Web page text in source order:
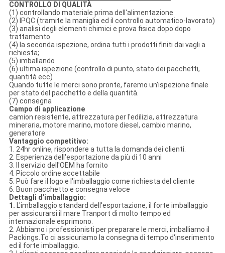
CONTROLLO DI QUALITÀ
(1) controllando materiale prima dell'alimentazione
(2) IPQC (tramite la maniglia ed il controllo automatico-lavorato)
(3) analisi degli elementi chimici e prova fisica dopo dopo
trattamento
(4) la seconda ispezione, ordina tutti i prodotti finiti dai vagli a
richiesta;
(5) imballando
(6) ultima ispezione (controllo di punto, stato dei pacchetti,
quantità ecc)
Quando tutte le merci sono pronte, faremo un'ispezione finale
per stato del pacchetto e della quantità.
(7) consegna
Campo di applicazione
camion resistente, attrezzatura per l'edilizia, attrezzatura
mineraria, motore marino, motore diesel, cambio marino,
generatore
Vantaggio competitivo:
1. 24hr online, rispondere a tutta la domanda dei clienti.
2. Esperienza dell'esportazione da più di 10 anni
3. Il servizio dell'OEM ha fornito
4. Piccolo ordine accettabile
5. Può fare il logo e l'imballaggio come richiesta del cliente
6. Buon pacchetto e consegna veloce
Dettagli d'imballaggio:
1. L'imballaggio standard dell'esportazione, il forte imballaggio
per assicurarsi il mare Tranport di molto tempo ed
internazionale esprimono.
2. Abbiamo i professionisti per preparare le merci, imballiamo il
Packings.To ci assicuriamo la consegna di tempo d'inserimento
ed il forte imballaggio.